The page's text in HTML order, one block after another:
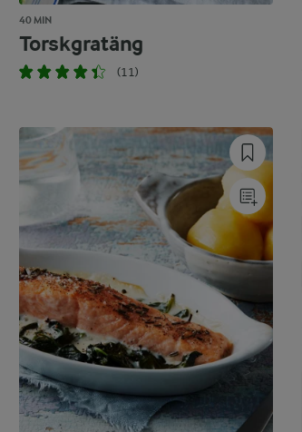
40 MIN
Torskgratäng
(11)